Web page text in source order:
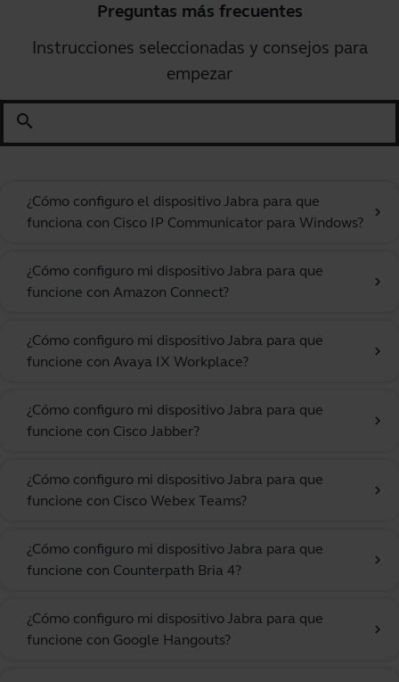
Preguntas más frecuentes
Instrucciones seleccionadas y consejos para
empezar
search
¿Cómo configuro el dispositivo Jabra para que
funciona con Cisco IP Communicator para Windows?
chevron_right
¿Cómo configuro mi dispositivo Jabra para que
funcione con Amazon Connect?
chevron_right
¿Cómo configuro mi dispositivo Jabra para que
funcione con Avaya IX Workplace?
chevron_right
¿Cómo configuro mi dispositivo Jabra para que
funcione con Cisco Jabber?
chevron_right
¿Cómo configuro mi dispositivo Jabra para que
funcione con Cisco Webex Teams?
chevron_right
¿Cómo configuro mi dispositivo Jabra para que
funcione con Counterpath Bria 4?
chevron_right
¿Cómo configuro mi dispositivo Jabra para que
funcione con Google Hangouts?
chevron_right